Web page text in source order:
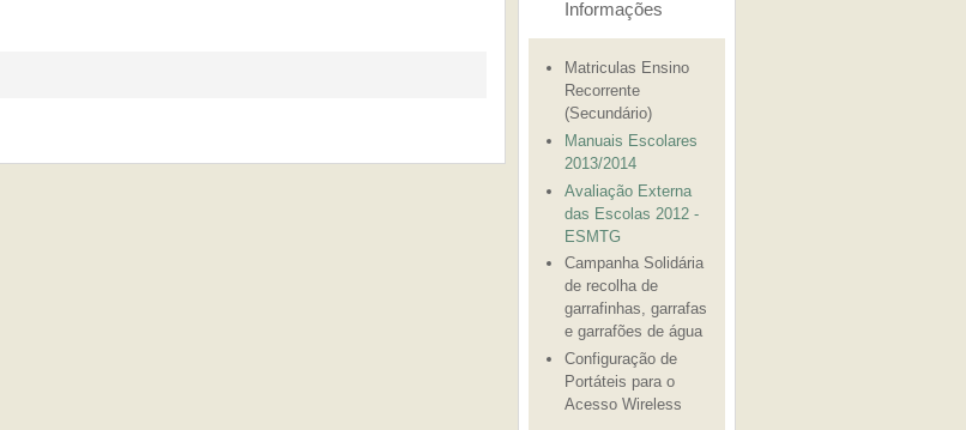
Informações
Matriculas Ensino
Recorrente
(Secundário)
Manuais Escolares
2013/2014
Avaliação Externa
das Escolas 2012 -
ESMTG
Campanha Solidária
de recolha de
garrafinhas, garrafas
e garrafões de água
Configuração de
Portáteis para o
Acesso Wireless